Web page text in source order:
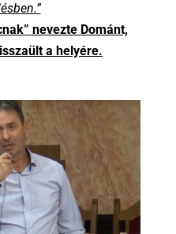
nevezte Dománt,
a helyére.